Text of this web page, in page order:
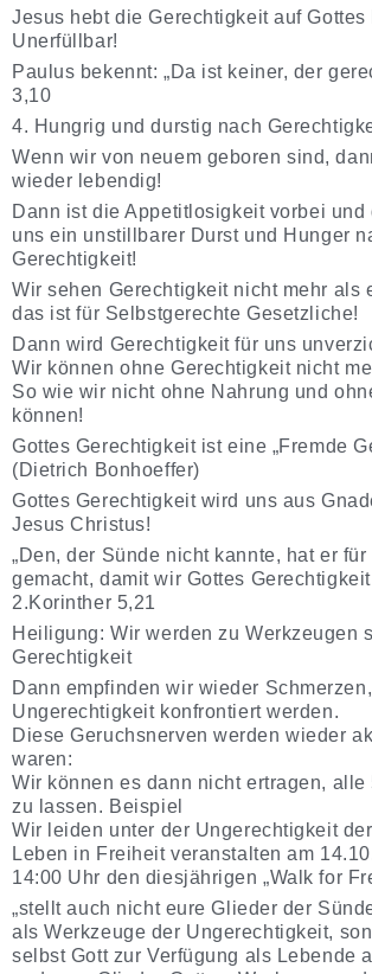
Jesus hebt die Gerechtigkeit auf Gottes
Unerfüllbar!
Paulus bekennt: „Da ist keiner, der
3,10
4. Hungrig und durstig nach
Wenn wir von neuem geboren sind,
wieder lebendig!
Dann ist die Appetitlosigkeit vorbei und
uns ein unstillbarer Durst und Hunger
Gerechtigkeit!
Wir sehen Gerechtigkeit nicht mehr als
das ist für Selbstgerechte Gesetzliche!
Dann wird Gerechtigkeit für uns
Wir können ohne Gerechtigkeit nicht
So wie wir nicht ohne Nahrung und
können!
Gottes Gerechtigkeit ist eine „Fremde
(Dietrich Bonhoeffer)
Gottes Gerechtigkeit wird uns aus
Jesus Christus!
„Den, der Sünde nicht kannte, hat er
gemacht, damit wir Gottes
2.Korinther 5,21
Heiligung: Wir werden zu Werkzeugen
Gerechtigkeit
Dann empfinden wir wieder
Ungerechtigkeit konfrontiert werden.
Diese Geruchsnerven werden wieder
waren:
Wir können es dann nicht ertragen, alle
zu lassen. Beispiel
Wir leiden unter der Ungerechtigkeit
Leben in Freiheit veranstalten am
14:00 Uhr den diesjährigen „Walk for
„stellt auch nicht eure Glieder der
als Werkzeuge der Ungerechtigkeit,
selbst Gott zur Verfügung als Lebende